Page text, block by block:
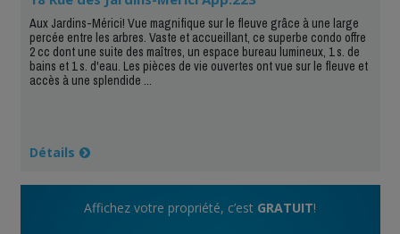
Aux Jardins-Mérici! Vue magnifique sur le fleuve grâce à une large
percée entre les arbres. Vaste et accueillant, ce superbe condo offre
2 cc dont une suite des maîtres, un espace bureau lumineux, 1 s. de
bains et 1 s. d'eau. Les pièces de vie ouvertes ont vue sur le fleuve et
accès à une splendide ...
Détails
Affichez votre propriété, c’est GRATUIT!